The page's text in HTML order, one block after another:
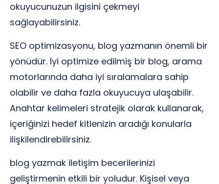
okuyucunuzun ilgisini çekmeyi
sağlayabilirsiniz.
SEO optimizasyonu, blog yazmanın önemli bir
yönüdür. İyi optimize edilmiş bir blog, arama
motorlarında daha iyi sıralamalara sahip
olabilir ve daha fazla okuyucuya ulaşabilir.
Anahtar kelimeleri stratejik olarak kullanarak,
içeriğinizi hedef kitlenizin aradığı konularla
ilişkilendirebilirsiniz.
blog yazmak iletişim becerilerinizi
geliştirmenin etkili bir yoludur. Kişisel veya